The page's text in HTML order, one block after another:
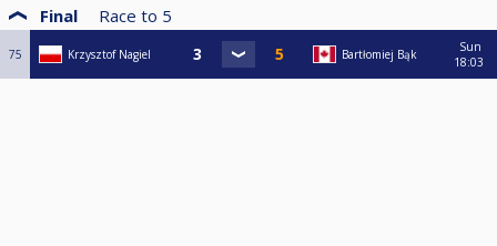
Final Race to 5
75 Krzysztof Nagiel Bartłomiej Bąk
Sun
18:03